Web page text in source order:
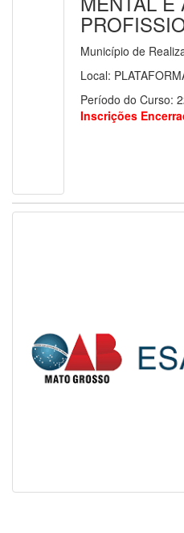
Município de
Local:
Período do Curso:
Inscrições